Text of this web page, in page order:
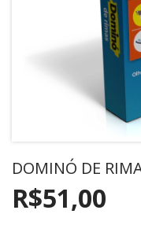
DOMINÓ DE
R$51,00